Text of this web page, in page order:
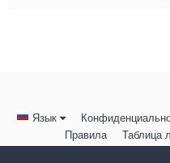
Язык
Правила
Таблица